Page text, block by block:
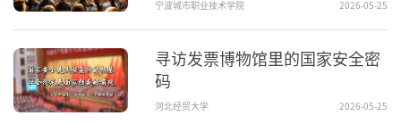
宁波城市职业技术学院 2026-05-25
寻访发票博物馆里的国家安全密
码
河北经贸大学 2026-05-25